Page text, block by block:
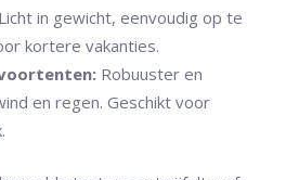
in gewicht, eenvoudig op te
kortere vakanties.
Robuuster en
en regen. Geschikt voor